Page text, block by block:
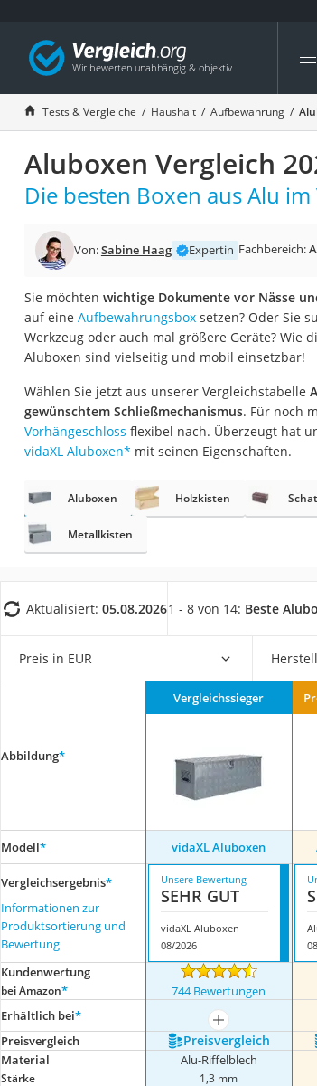
Die
Tests & Vergleiche Haushalt Aufbewahrung
Aluboxen Vergleich
Die besten Boxen aus Alu im
Von:Sabine Haag Expertin Fachbereich:
Sie möchten wichtige Dokumente vor Nässe
auf eine Aufbewahrungsboxsetzen? Oder Sie
Werkzeug oder auch mal größere Geräte? Wie
Aluboxen sind vielseitig und mobil einsetzbar!
Wählen Sie jetzt aus unserer Vergleichstabelle
gewünschtem Schließmechanismus. Für noch
Vorhängeschloss flexibel nach. Überzeugt hat
vidaXL Aluboxen* mit seinen Eigenschaften.
Aluboxen Holzkisten
Metallkisten
Aktualisiert: 05.08.20261 - 8 von 14: Beste
Preis in EUR
Abbildung*
Vergleichssieger
Modell* vidaXL Aluboxen
Vergleichsergebnis*
Informationen zur
Produktsortierung und
Bewertung
Unsere Bewertung
SEHR GUT
vidaXL Aluboxen
08/2026
Kundenwertung
bei Amazon* 744 Bewertungen
Erhältlich bei*
mehr anzeigen
Preis­vergleich
Preis­vergleich
Material
Stärke
Alu-Riffelblech
1,3 mm